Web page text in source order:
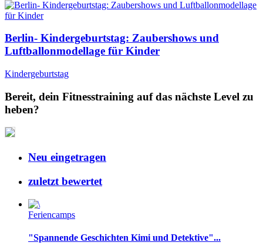
Berlin- Kindergeburtstag: Zaubershows und
Luftballonmodellage für Kinder
Kindergeburtstag
Bereit, dein Fitnesstraining auf das nächste Level zu
heben?
Neu eingetragen
zuletzt bewertet
Feriencamps
"Spannende Geschichten Kimi und Detektive"...